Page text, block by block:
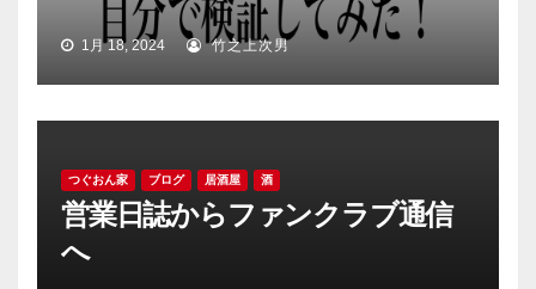
1月 18, 2024 竹之上次男
つぐおん家 ブログ 居酒屋 酒
営業日誌からファンクラブ通信
へ